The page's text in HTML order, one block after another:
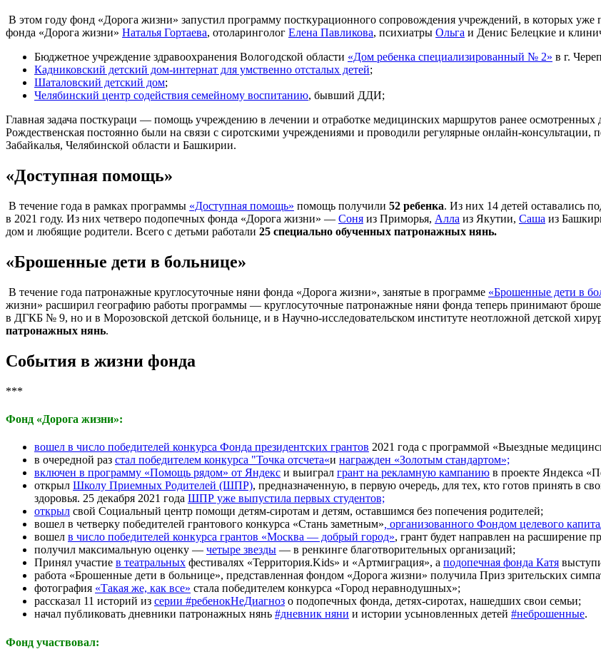
В этом году фонд «Дорога жизни» запустил программу посткурационного сопровождения учреждений, в которых уже
фонда «Дорога жизни» Наталья Гортаева, отоларинголог Елена Павликова, психиатры Ольга и Денис Белецкие и
Бюджетное учреждение здравоохранения Вологодской области «Дом ребенка специализированный № 2» в г.
Кадниковский детский дом-интернат для умственно отсталых детей;
Шаталовский детский дом;
Челябинский центр содействия семейному воспитанию, бывший ДДИ;
Главная задача посткураци — помощь учреждению в лечении и отработке медицинских маршрутов ранее осмотренных
Рождественская постоянно были на связи с сиротскими учреждениями и проводили регулярные онлайн-консультации,
Забайкалья, Челябинской области и Башкирии.
«Доступная помощь»
В течение года в рамках программы «Доступная помощь» помощь получили 52 ребенка. Из них 14 детей оставались
в 2021 году. Из них четверо подопечных фонда «Дорога жизни» — Соня из Приморья, Алла из Якутии, Саша из
дом и любящие родители. Всего с детьми работали 25 специально обученных патронажных нянь.
«Брошенные дети в больнице»
В течение года патронажные круглосуточные няни фонда «Дорога жизни», занятые в программе «Брошенные дети в
жизни» расширил географию работы программы — круглосуточные патронажные няни фонда теперь принимают
в ДГКБ № 9, но и в Морозовской детской больнице, и в Научно-исследовательском институте неотложной детской
патронажных нянь.
События в жизни фонда
***
Фонд «Дорога жизни»:
вошел в число победителей конкурса Фонда президентских грантов 2021 года с программой «Выездные
в очередной раз стал победителем конкурса "Точка отсчета«и награжден «Золотым стандартом»;
включен в программу «Помощь рядом» от Яндекс и выиграл грант на рекламную кампанию в проекте Яндекса
открыл Школу Приемных Родителей (ШПР), предназначенную, в первую очередь, для тех, кто готов принять в
здоровья. 25 декабря 2021 года ШПР уже выпустила первых студентов;
открыл свой Социальный центр помощи детям-сиротам и детям, оставшимся без попечения родителей;
вошел в четверку победителей грантового конкурса «Стань заметным», организованного Фондом целевого
вошел в число победителей конкурса грантов «Москва — добрый город», грант будет направлен на расширение
получил максимальную оценку — четыре звезды — в ренкинге благотворительных организаций;
Принял участие в театральных фестивалях «Территория.Kids» и «Артмиграция», а подопечная фонда Катя
работа «Брошенные дети в больнице», представленная фондом «Дорога жизни» получила Приз зрительских
фотография «Такая же, как все» стала победителем конкурса «Город неравнодушных»;
рассказал 11 историй из серии #ребенокНеДиагноз о подопечных фонда, детях-сиротах, нашедших свои семьи;
начал публиковать дневники патронажных нянь #дневник няни и истории усыновленных детей #неброшенные.
Фонд участвовал: